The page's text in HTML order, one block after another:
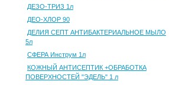
ДЕЗО-ТРИЗ 1л
ДЕО-ХЛОР 90
ДЕЛИЯ СЕПТ АНТИБАКТЕРИАЛЬНОЕ МЫЛО
5л
СФЕРА Инструм 1л
КОЖНЫЙ АНТИСЕПТИК +ОБРАБОТКА
ПОВЕРХНОСТЕЙ "ЭДЕЛЬ" 1 л